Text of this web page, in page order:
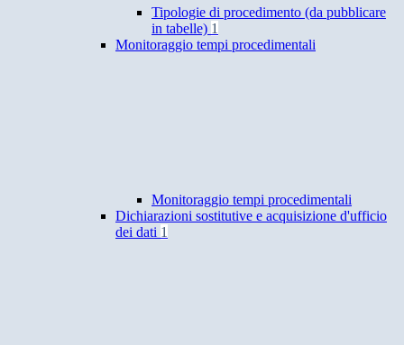
Tipologie di procedimento (da pubblicare
in tabelle) 1
Monitoraggio tempi procedimentali
Monitoraggio tempi procedimentali
Dichiarazioni sostitutive e acquisizione d'ufficio
dei dati 1